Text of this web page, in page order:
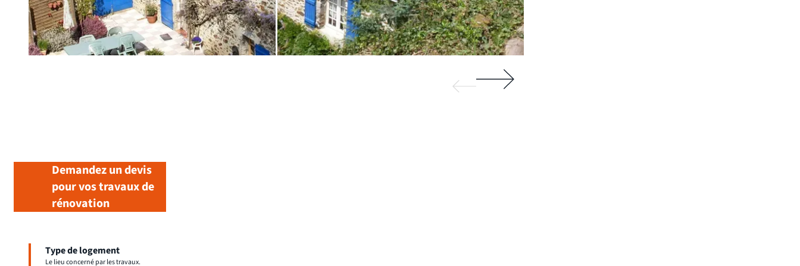
Demandez un devis
pour vos travaux de
rénovation
Type de logement
Le lieu concerné par les travaux.